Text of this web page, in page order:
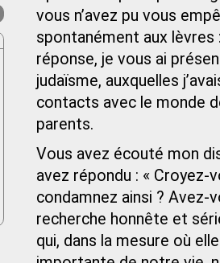
vous n’avez pu vous
spontanément aux lèvres
réponse, je vous ai
judaïsme, auxquelles
contacts avec le monde
parents.
Vous avez écouté mon
avez répondu : « Croyez-
condamnez ainsi ? Avez-
recherche honnête et
qui, dans la mesure où